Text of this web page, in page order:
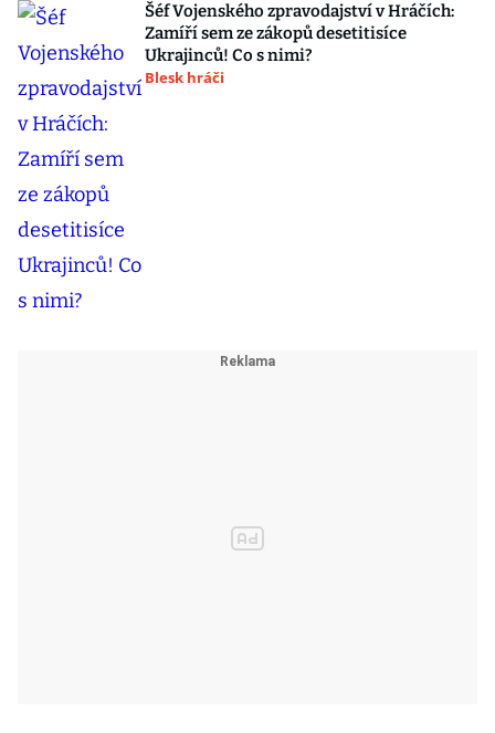
Šéf Vojenského zpravodajství v Hráčích:
Zamíří sem ze zákopů desetitisíce
Ukrajinců! Co s nimi?
Blesk hráči